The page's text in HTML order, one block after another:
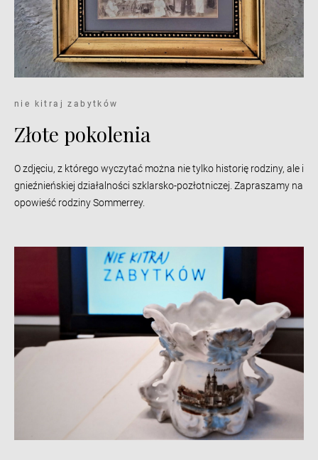
nie kitraj zabytków
Złote pokolenia
O zdjęciu, z którego wyczytać można nie tylko historię rodziny, ale i
gnieźnieńskiej działalności szklarsko-pozłotniczej. Zapraszamy na
opowieść rodziny Sommerrey.